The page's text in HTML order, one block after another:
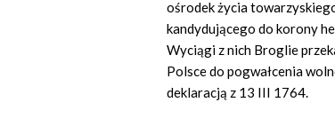
ośrodek życia
kandydującego do korony
Wyciągi z nich Broglie
Polsce do pogwałcenia
deklaracją z 13 III 1764.